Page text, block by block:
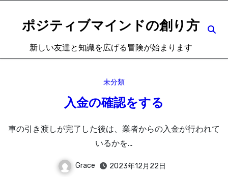
ポジティブマインドの創り方
新しい友達と知識を広げる冒険が始まります
未分類
入金の確認をする
車の引き渡しが完了した後は、業者からの入金が行われて
いるかを…
Grace 2023年12月22日